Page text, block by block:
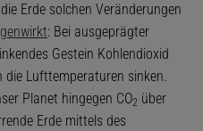
Erde solchen Veränderungen
: Bei ausgeprägter
Gestein Kohlendioxid
Lufttemperaturen sinken.
Planet hingegen CO2 über
Erde mittels des